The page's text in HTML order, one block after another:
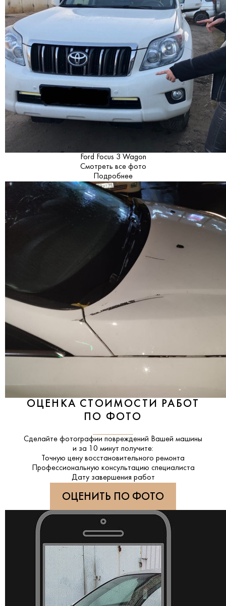
Ford Focus 3 Wagon
Смотреть все фото
Подробнее
ОЦЕНКА СТОИМОСТИ РАБОТ
ПО ФОТО
Сделайте фотографии повреждений Вашей машины
и за
10 минут получите:
Точную цену восстановительного ремонта
Профессиональную консультацию специалиста
Дату завершения работ
ОЦЕНИТЬ ПО ФОТО